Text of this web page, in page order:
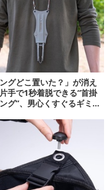
ングどこ置いた？」が消え
手で1秒着脱できる“首掛
グ”、男心くすぐるギミッ